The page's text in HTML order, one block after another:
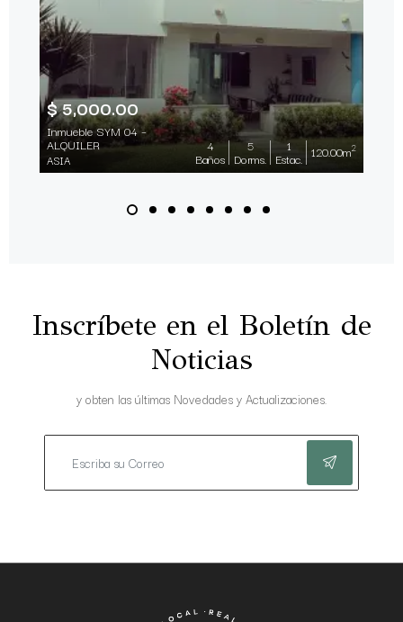
$ 5,000.00
Inmueble SYM 04 –
ALQUILER
ASIA
4
Baños
5
Dorms.
1
Estac. 120.00m2
Inscríbete en el Boletín de
Noticias
y obten las últimas Novedades y Actualizaciones.